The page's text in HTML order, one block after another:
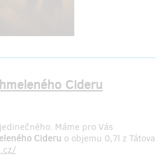
Cideru
Máme pro Vás
Cideru o objemu 0,7l z Tátova